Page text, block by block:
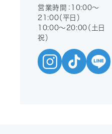
営業時間：10:00〜
21:00（平日）
10:00〜20:00（土日
祝）